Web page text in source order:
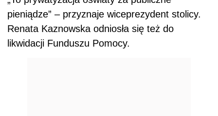
pieniądze” – przyznaje wiceprezydent stolicy.
Renata Kaznowska odniosła się też do
likwidacji Funduszu Pomocy.